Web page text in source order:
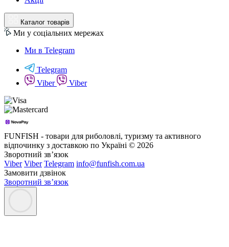
Каталог товарів
Ми у соціальних мережах
Ми в Telegram
Telegram
Viber
Viber
FUNFISH - товари для риболовлі, туризму та активного
відпочинку з доставкою по Україні © 2026
Зворотний зв’язок
Viber Viber Telegram info@funfish.com.ua
Замовити дзвінок
Зворотний зв’язок